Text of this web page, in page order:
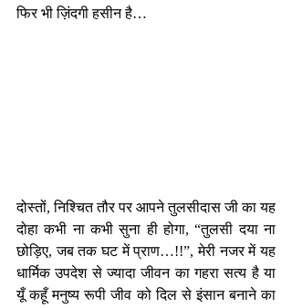
फिर भी ज़िंदगी हसीन है…
दोस्तों, निश्चित तौर पर आपने तुलसीदास जी का यह
दोहा कभी ना कभी सुना ही होगा, “तुलसी दया ना
छोड़िए, जब तक घट में प्राण…!!”, मेरी नजर में यह
धार्मिक उपदेश से ज्यादा जीवन का गहरा सत्य है या
यूँ कहूँ मनुष्य रूपी जीव को दिल से इंसान बनाने का